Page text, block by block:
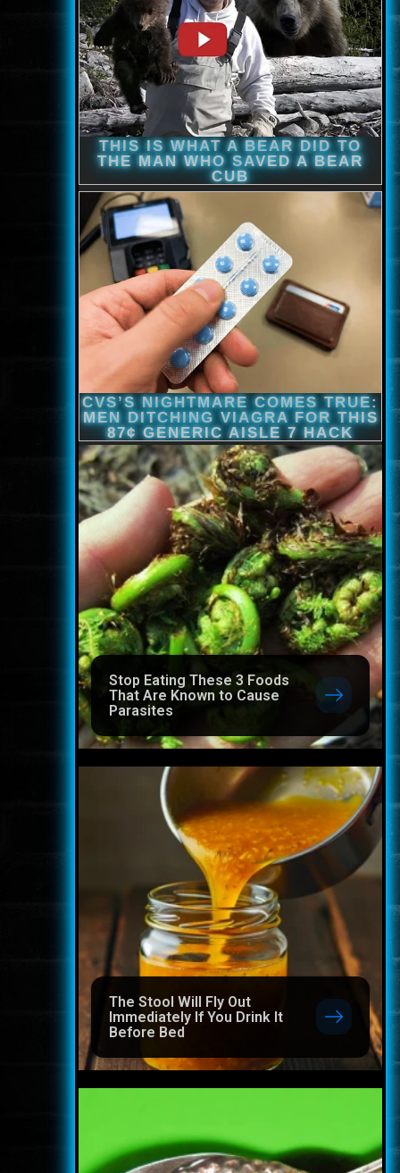
Stop Eating These 3 Foods
That Are Known to Cause
Parasites
The Stool Will Fly Out
Immediately If You Drink It
Before Bed